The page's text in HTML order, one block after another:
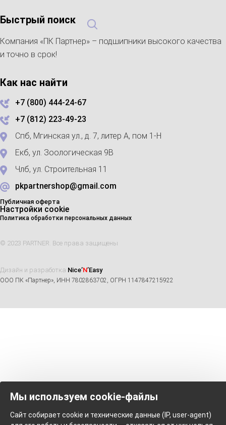
Быстрый поиск
Компания «ПК Партнер» – подшипники высокого качества
и точно в срок!
Как нас найти
+7 (800) 444-24-67
+7 (812) 223-49-23
Спб, Мгинская ул., д. 7, литер А, пом 1-Н
Екб, ул. Зоологическая 9В
Члб, ул. Строительная 11
pkpartnershop@gmail.com
Публичная оферта
Настройки cookie
Политика обработки персональных данных
© 2023 PARTNER. Все права защищены
Дизайн и разработка Nice’N’Easy
ООО ПК «Партнер», ИНН 7802863702, ОГРН 1147847215922
Мы используем cookie-файлы
Сайт собирает cookie и технические данные (IP, user-agent)